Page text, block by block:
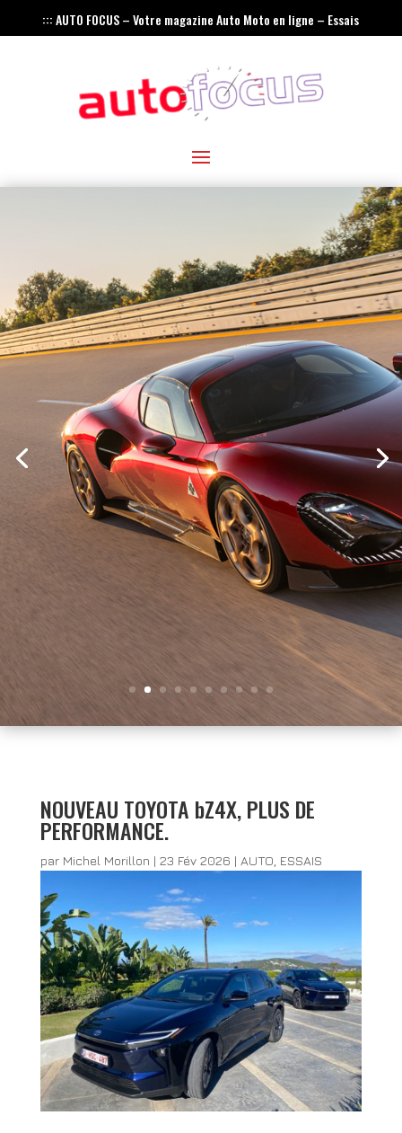
::: AUTO FOCUS – Votre magazine Auto Moto en ligne – Essais
– Actualités – Innovations – Rétro :::
NOUVEAU TOYOTA bZ4X, PLUS DE
PERFORMANCE.
par Michel Morillon | 23 Fév 2026 | AUTO ESSAIS